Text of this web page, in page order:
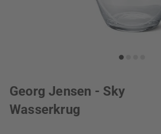
Georg Jensen - Sky
Wasserkrug